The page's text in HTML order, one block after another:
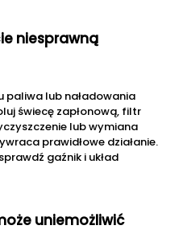
niesprawną
paliwa lub naładowania
świecę zapłonową, filtr
lub wymiana
prawidłowe działanie.
gaźnik i układ
uniemożliwić